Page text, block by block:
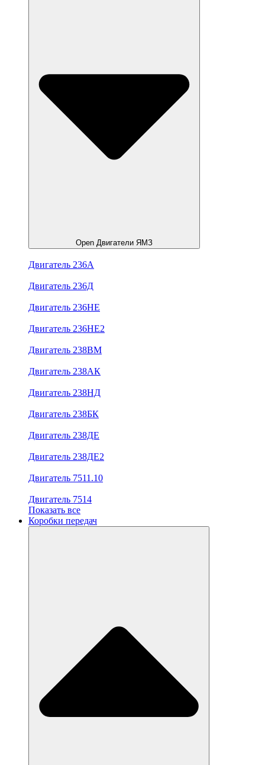
Open Двигатели ЯМЗ
Двигатель 236А
Двигатель 236Д
Двигатель 236НЕ
Двигатель 236НЕ2
Двигатель 238ВМ
Двигатель 238АК
Двигатель 238НД
Двигатель 238БК
Двигатель 238ДЕ
Двигатель 238ДЕ2
Двигатель 7511.10
Двигатель 7514
Показать все
Коробки передач